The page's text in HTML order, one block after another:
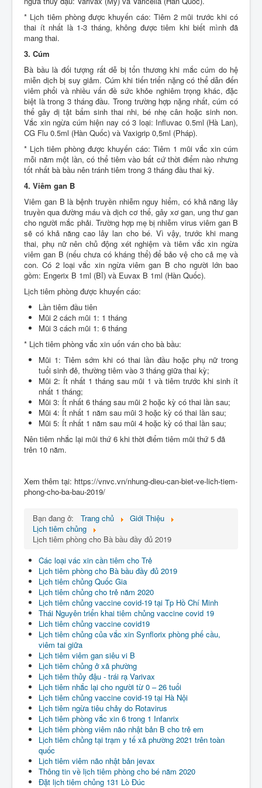
* Lịch tiêm phòng được khuyến cáo: Tiêm 2 mũi trước khi có
thai ít nhất là 1-3 tháng, không được tiêm khi biết mình đã
mang thai.
3. Cúm
Bà bầu là đối tượng rất dễ bị tổn thương khi mắc cúm do hệ
miễn dịch bị suy giảm. Cúm khi tiến triển nặng có thể dẫn đến
viêm phổi và nhiều vấn đề sức khỏe nghiêm trọng khác, đặc
biệt là trong 3 tháng đầu. Trong trường hợp nặng nhất, cúm có
thể gây dị tật bẩm sinh thai nhi, bé nhẹ cân hoặc sinh non.
Vắc xin ngừa cúm hiện nay có 3 loại: Influvac 0.5ml (Hà Lan),
CG Flu 0.5ml (Hàn Quốc) và Vaxigrip 0,5ml (Pháp).
* Lịch tiêm phòng được khuyến cáo: Tiêm 1 mũi vắc xin cúm
mỗi năm một lần, có thể tiêm vào bất cứ thời điểm nào nhưng
tốt nhất bà bầu nên tránh tiêm trong 3 tháng đầu thai kỳ.
4. Viêm gan B
Viêm gan B là bệnh truyền nhiễm nguy hiểm, có khả năng lây
truyền qua đường máu và dịch cơ thể, gây xơ gan, ung thư gan
cho người mắc phải. Trường hợp mẹ bị nhiễm virus viêm gan B
sẽ có khả năng cao lây lan cho bé. Vì vậy, trước khi mang
thai, phụ nữ nên chủ động xét nghiệm và tiêm vắc xin ngừa
viêm gan B (nếu chưa có kháng thể) để bảo vệ cho cả mẹ và
con. Có 2 loại vắc xin ngừa viêm gan B cho người lớn bao
gồm: Engerix B 1ml (Bỉ) và Euvax B 1ml (Hàn Quốc).
Lịch tiêm phòng được khuyến cáo:
Lần tiêm đầu tiên
Mũi 2 cách mũi 1: 1 tháng
Mũi 3 cách mũi 1: 6 tháng
* Lịch tiêm phòng vắc xin uốn ván cho bà bầu:
Mũi 1: Tiêm sớm khi có thai lần đầu hoặc phụ nữ trong
tuổi sinh đẻ, thường tiêm vào 3 tháng giữa thai kỳ;
Mũi 2: Ít nhất 1 tháng sau mũi 1 và tiêm trước khi sinh ít
nhất 1 tháng;
Mũi 3: Ít nhất 6 tháng sau mũi 2 hoặc kỳ có thai lần sau;
Mũi 4: Ít nhất 1 năm sau mũi 3 hoặc kỳ có thai lần sau;
Mũi 5: Ít nhất 1 năm sau mũi 4 hoặc kỳ có thai lần sau;
Nên tiêm nhắc lại mũi thứ 6 khi thời điểm tiêm mũi thứ 5 đã
trên 10 năm.
Xem thêm tại: https://vnvc.vn/nhung-dieu-can-biet-ve-lich-tiem-
phong-cho-ba-bau-2019/
Bạn đang ở: Trang chủ
Giới Thiệu
Lịch tiêm chủng
Lịch tiêm phòng cho Bà bầu đầy đủ 2019
Các loại vác xin cần tiêm cho Trẻ
Lịch tiêm phòng cho Bà bầu đầy đủ 2019
Lịch tiêm chủng Quốc Gia
Lịch tiêm chủng cho trẻ năm 2020
Lịch tiêm chủng vaccine covid-19 tại Tp Hồ Chí Minh
Thái Nguyên triển khai tiêm chủng vaccine covid 19
Lich tiêm chủng vaccine covid19
Lịch tiêm chủng của vắc xin Synflorix phòng phế cầu,
viêm tai giữa
Lịch tiêm viêm gan siêu vi B
Lịch tiêm chủng ở xã phường
Lịch tiêm thủy đậu - trái rạ Varivax
Lịch tiêm nhắc lại cho người từ 0 – 26 tuổi
Lịch tiêm chủng vaccine covid-19 tại Hà Nội
Lịch tiêm ngừa tiêu chảy do Rotavirus
Lịch tiêm phòng vắc xin 6 trong 1 Infanrix
Lịch tiêm phòng viêm não nhật bản B cho trẻ em
Lịch tiêm chủng tại trạm y tế xã phường 2021 trên toàn
quốc
Lịch tiêm viêm não nhật bản jevax
Thông tin về lịch tiêm phòng cho bé năm 2020
Đặt lịch tiêm chủng 131 Lò Đúc